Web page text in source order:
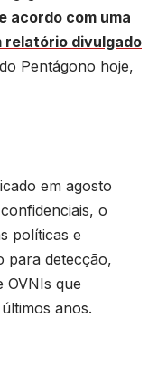
acordo com uma
relatório divulgado
Pentágono hoje,
em agosto
o
políticas e
para detecção,
OVNIs que
anos.